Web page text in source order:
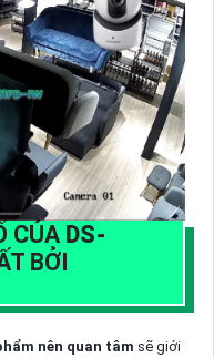
CỦA DS-
BỞI
nên quan tâm sẽ giới